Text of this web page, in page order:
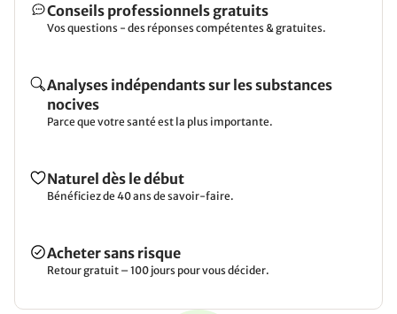
Conseils professionnels gratuits
Vos questions - des réponses compétentes & gratuites.
Analyses indépendants sur les substances
nocives
Parce que votre santé est la plus importante.
Naturel dès le début
Bénéficiez de 40 ans de savoir-faire.
Acheter sans risque
Retour gratuit – 100 jours pour vous décider.